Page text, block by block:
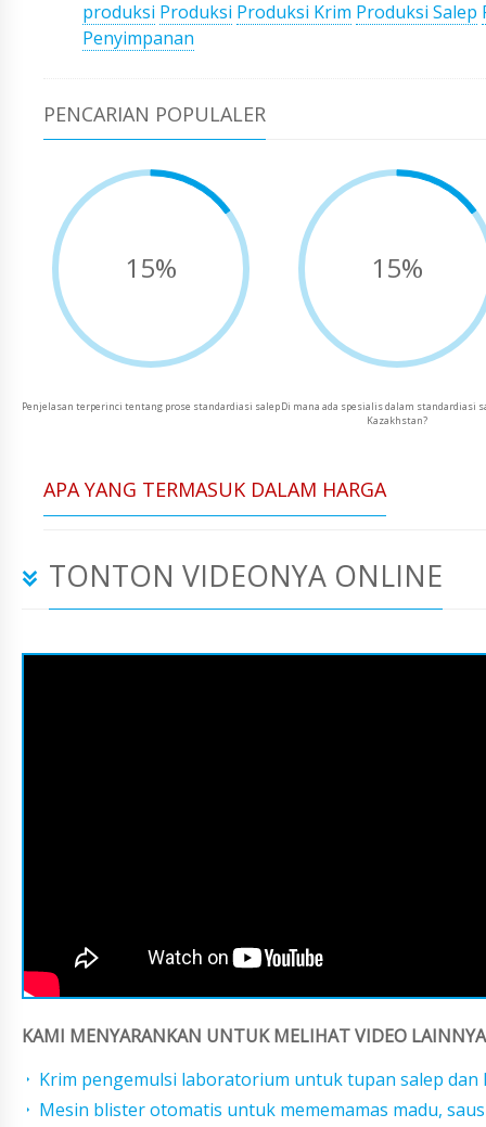
produksi Produksi Produksi Krim Produksi Salep
Penyimpanan
PENCARIAN POPULALER
15%
Penjelasan terperinci tentang prose standardiasi salep
15%
Di mana ada spesialis dalam standardiasi
Kazakhstan?
APA YANG TERMASUK DALAM HARGA
TONTON VIDEONYA ONLINE
KAMI MENYARANKAN UNTUK MELIHAT VIDEO
Krim pengemulsi laboratorium untuk tupan salep dan
Mesin blister otomatis untuk mememamas madu,